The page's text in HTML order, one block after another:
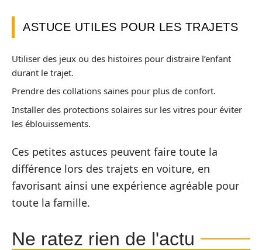
ASTUCE UTILES POUR LES TRAJETS
Utiliser des jeux ou des histoires pour distraire l’enfant
durant le trajet.
Prendre des collations saines pour plus de confort.
Installer des protections solaires sur les vitres pour éviter
les éblouissements.
Ces petites astuces peuvent faire toute la
différence lors des trajets en voiture, en
favorisant ainsi une expérience agréable pour
toute la famille.
Ne ratez rien de l'actu